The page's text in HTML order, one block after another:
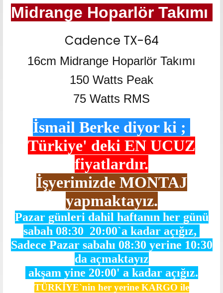
Midrange Hoparlör Takımı
Cadence TX-64
16cm Midrange Hoparlör Takımı
150 Watts Peak
75 Watts RMS
İsmail Berke diyor ki ;
Türkiye' deki EN UCUZ
fiyatlardır.
İşyerimizde MONTAJ
yapmaktayız.
Pazar günleri dahil haftanın her günü
sabah 08:30 20:00`a kadar açığız,
Sadece Pazar sabahı 08:30 yerine 10:30
da açmaktayız
akşam yine 20:00' a kadar açığız.
TÜRKİYE`nin her yerine KARGO ile